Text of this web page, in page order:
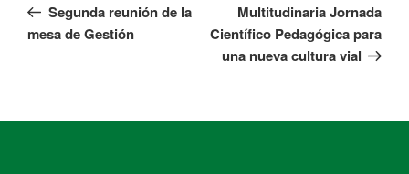
Segunda reunión de la
mesa de Gestión
Multitudinaria Jornada
Científico Pedagógica para
una nueva cultura vial